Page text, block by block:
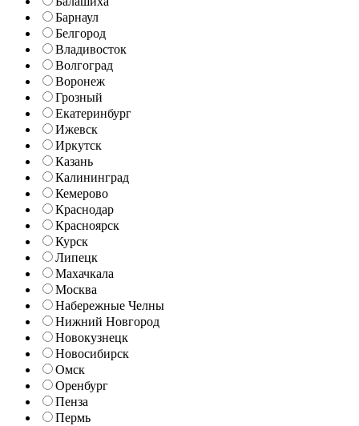
Барнаул
Белгород
Владивосток
Волгоград
Воронеж
Грозный
Екатеринбург
Ижевск
Иркутск
Казань
Калининград
Кемерово
Краснодар
Красноярск
Курск
Липецк
Махачкала
Москва
Набережные Челны
Нижний Новгород
Новокузнецк
Новосибирск
Омск
Оренбург
Пенза
Пермь